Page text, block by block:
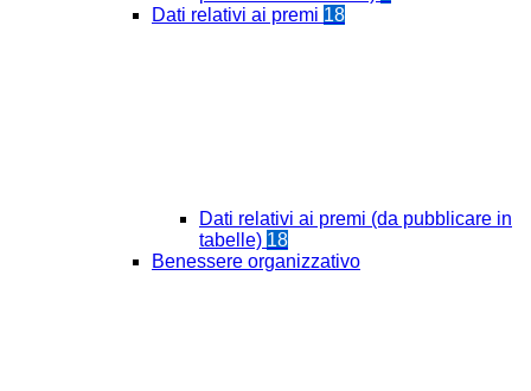
Dati relativi ai premi 18
Dati relativi ai premi (da pubblicare in
tabelle) 18
Benessere organizzativo